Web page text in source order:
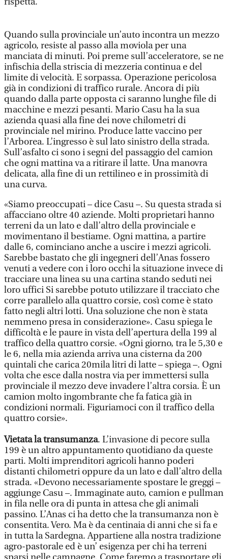
Quando sulla provinciale un’auto incontra un mezzo
agricolo, resiste al passo alla moviola per una
manciata di minuti. Poi preme sull’acceleratore, se ne
infischia della striscia di mezzeria continua e del
limite di velocità. E sorpassa. Operazione pericolosa
già in condizioni di traffico rurale. Ancora di più
quando dalla parte opposta ci saranno lunghe file di
macchine e mezzi pesanti. Mario Casu ha la sua
azienda quasi alla fine dei nove chilometri di
provinciale nel mirino. Produce latte vaccino per
l’Arborea. L’ingresso è sul lato sinistro della strada.
Sull’asfalto ci sono i segni del passaggio del camion
che ogni mattina va a ritirare il latte. Una manovra
delicata, alla fine di un rettilineo e in prossimità di
una curva.
«Siamo preoccupati – dice Casu –. Su questa strada si
affacciano oltre 40 aziende. Molti proprietari hanno
terreni da un lato e dall’altro della provinciale e
movimentano il bestiame. Ogni mattina, a partire
dalle 6, cominciano anche a uscire i mezzi agricoli.
Sarebbe bastato che gli ingegneri dell’Anas fossero
venuti a vedere con i loro occhi la situazione invece di
tracciare una linea su una cartina stando seduti nei
loro uffici Si sarebbe potuto utilizzare il tracciato che
corre parallelo alla quattro corsie, così come è stato
fatto negli altri lotti. Una soluzione che non è stata
nemmeno presa in considerazione». Casu spiega le
difficoltà e le paure in vista dell’apertura della 199 al
traffico della quattro corsie. «Ogni giorno, tra le 5,30 e
le 6, nella mia azienda arriva una cisterna da 200
quintali che carica 20mila litri di latte – spiega –. Ogni
volta che esce dalla nostra via per immettersi sulla
provinciale il mezzo deve invadere l’altra corsia. È un
camion molto ingombrante che fa fatica già in
condizioni normali. Figuriamoci con il traffico della
quattro corsie».
Vietata la transumanza. L’invasione di pecore sulla
199 è un altro appuntamento quotidiano da queste
parti. Molti imprenditori agricoli hanno poderi
distanti chilometri oppure da un lato e dall’altro della
strada. «Devono necessariamente spostare le greggi –
aggiunge Casu –. Immaginate auto, camion e pullman
in fila nelle ora di punta in attesa che gli animali
passino. L’Anas ci ha detto che la transumanza non è
consentita. Vero. Ma è da centinaia di anni che si fa e
in tutta la Sardegna. Appartiene alla nostra tradizione
agro-pastorale ed è un’ esigenza per chi ha terreni